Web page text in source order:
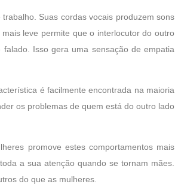
Suas cordas vocais produzem sons
leve permite que o interlocutor do outro
Isso gera uma sensação de empatia
é facilmente encontrada na maioria
os problemas de quem está do outro lado
promove estes comportamentos mais
a sua atenção quando se tornam mães.
do que as mulheres.